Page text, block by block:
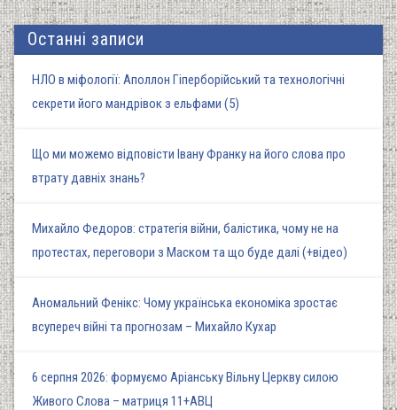
Останні записи
НЛО в міфології: Аполлон Гіперборійський та технологічні
секрети його мандрівок з ельфами (5)
Що ми можемо відповісти Івану Франку на його слова про
втрату давніх знань?
Михайло Федоров: стратегія війни, балістика, чому не на
протестах, переговори з Маском та що буде далі (+відео)
Аномальний Фенікс: Чому українська економіка зростає
всупереч війні та прогнозам – Михайло Кухар
6 серпня 2026: формуємо Аріанську Вільну Церкву силою
Живого Слова – матриця 11+АВЦ